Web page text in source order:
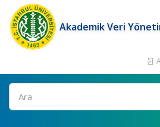
Akademik Veri
Ara